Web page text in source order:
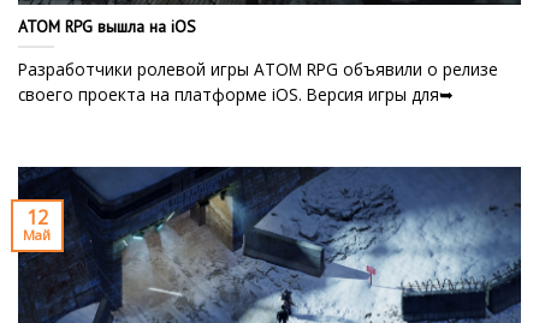
ATOM RPG вышла на iOS
Разработчики ролевой игры ATOM RPG объявили о релизе
своего проекта на платформе iOS. Версия игры для➥
12
Май